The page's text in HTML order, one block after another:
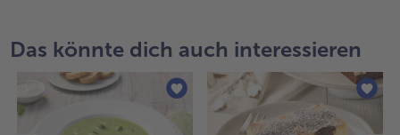
Das könnte dich auch interessieren